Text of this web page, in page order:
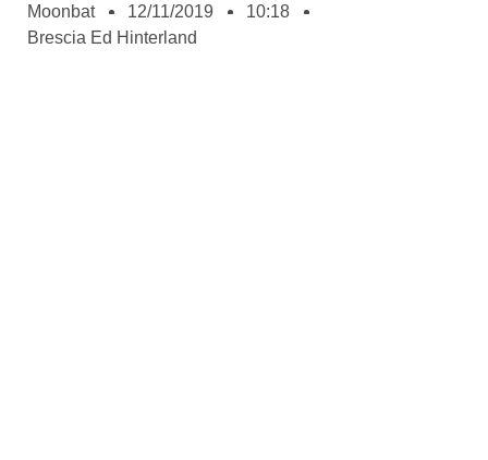
Moonbat 12/11/2019
10:18
Brescia Ed Hinterland